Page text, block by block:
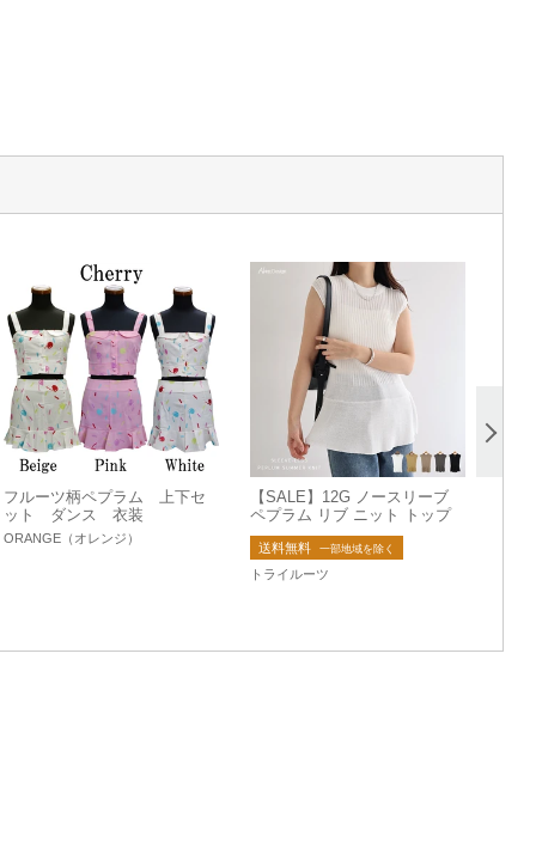
フルーツ柄ペプラム 上下セ
ット ダンス 衣装
ORANGE（オレンジ）
【SALE】12G ノースリーブ
ペプラム リブ ニット トップ
ス
送料無料 一部地域を除く
トライルーツ